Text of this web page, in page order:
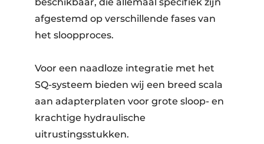
afgestemd op verschillende fases van
het sloopproces.
Voor een naadloze integratie met het
SQ-systeem bieden wij een breed scala
aan adapterplaten voor grote sloop- en
krachtige hydraulische
uitrustingsstukken.